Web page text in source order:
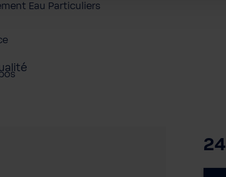
Eau Particuliers